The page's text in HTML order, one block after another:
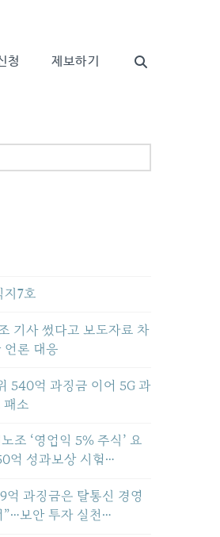
청 제보하기
지7호
기사 썼다고 보도자료 차
론 대응
540억 과징금 이어 5G 과
패소
조 ‘영업익 5% 주식’ 요
억 성과보상 시험…
억 과징금은 탈통신 경영
”…보안 투자 실천…